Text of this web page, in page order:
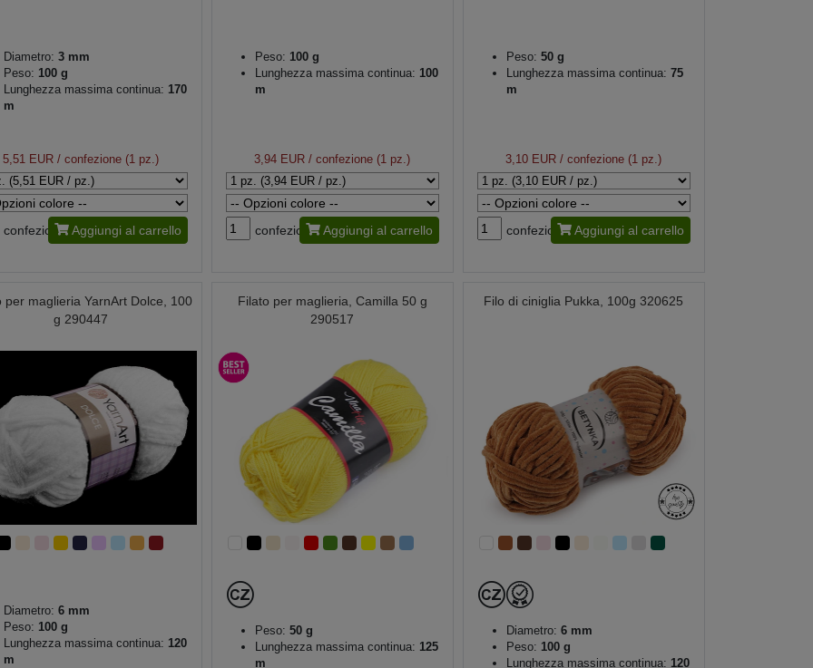
Diametro: 3 mm
Peso: 100 g
Lunghezza massima continua: 170
m
5,51 EUR / confezione (1 pz.)
confezione Aggiungi al carrello
Peso: 100 g
Lunghezza massima continua: 100
m
3,94 EUR / confezione (1 pz.)
confezione Aggiungi al carrello
Peso: 50 g
Lunghezza massima continua: 75
m
3,10 EUR / confezione (1 pz.)
confezione Aggiungi al carrello
per maglieria YarnArt Dolce, 100
g 290447
Diametro: 6 mm
Peso: 100 g
Lunghezza massima continua: 120
m
Filato per maglieria, Camilla 50 g
290517
Peso: 50 g
Lunghezza massima continua: 125
m
Filo di ciniglia Pukka, 100g 320625
Diametro: 6 mm
Peso: 100 g
Lunghezza massima continua: 120